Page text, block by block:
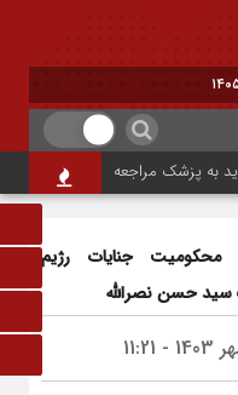
به پزشک مراجعه
رویداد‌های
جنایات رژیم
سید حسن نصرالله